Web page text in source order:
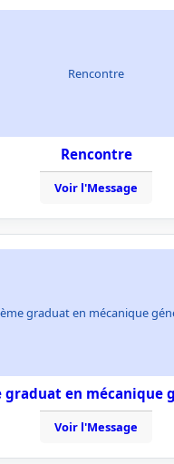
Rencontre
Rencontre
Voir l'Message
graduat en mécanique
graduat en mécanique
Voir l'Message